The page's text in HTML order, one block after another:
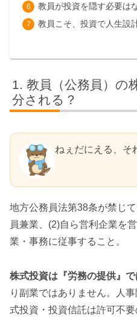
教員が投資を隠す必要は
教員こそ、投資で人生設
教員（公務員）の
分される？
ねぇだにえる、そ
地方公務員法第38条が禁じ
員兼業、(2)自ら営利企業を
業・事務に従事すること。
株式投資は『労務の提供』で
り副業ではありません。人
式投資・投資信託は許可不